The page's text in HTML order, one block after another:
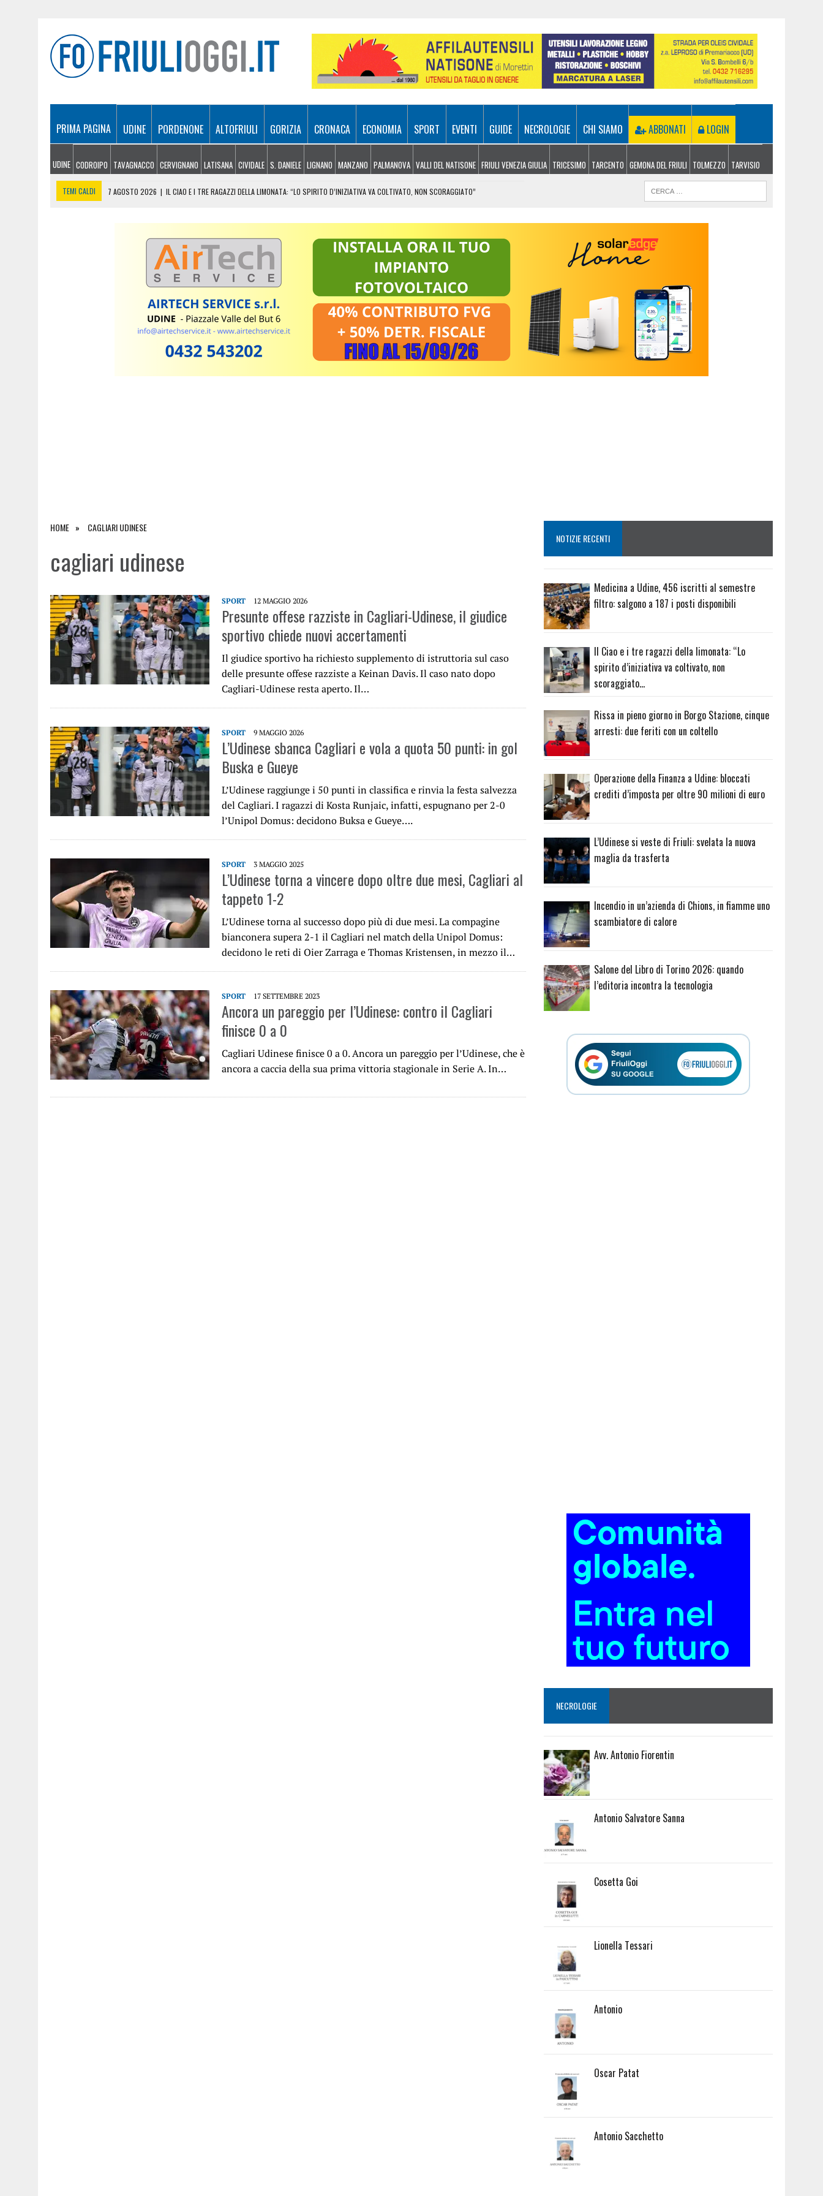
PRIMA PAGINA UDINE PORDENONE ALTOFRIULI GORIZIA CRONACA ECONOMIA SPORT EVENTI GUIDE NECROLOGIE CHI SIAMO ABBONATI LOGIN
UDINE CODROIPO TAVAGNACCO CERVIGNANO LATISANA CIVIDALE S. DANIELE LIGNANO MANZANO PALMANOVA VALLI DEL NATISONE FRIULI VENEZIA GIULIA TRICESIMO TARCENTO GEMONA DEL FRIULI TOLMEZZO TARVISIO
TEMI CALDI 7 AGOSTO 2026 | IL CIAO E I TRE RAGAZZI DELLA LIMONATA: “LO SPIRITO D’INIZIATIVA VA COLTIVATO, NON SCORAGGIATO”
L’UDINESE SI VESTE DI FRIULI: SVELATA LA NUOVA MAGLIA DA TRASFERTA
MEDICINA A UDINE, 456 ISCRITTI AL SEMESTRE FILTRO: SALGONO A 187 I POSTI DISPONIBILI
HOME CAGLIARI UDINESE
cagliari udinese
SPORT 12 MAGGIO 2026
Presunte offese razziste in Cagliari-Udinese, il giudice
sportivo chiede nuovi accertamenti
Il giudice sportivo ha richiesto supplemento di istruttoria sul caso
delle presunte offese razziste a Keinan Davis. Il caso nato dopo
Cagliari-Udinese resta aperto. Il…
SPORT 9 MAGGIO 2026
L’Udinese sbanca Cagliari e vola a quota 50 punti: in gol
Buska e Gueye
L’Udinese raggiunge i 50 punti in classifica e rinvia la festa salvezza
del Cagliari. I ragazzi di Kosta Runjaic, infatti, espugnano per 2-0
l’Unipol Domus: decidono Buksa e Gueye….
SPORT 3 MAGGIO 2025
L’Udinese torna a vincere dopo oltre due mesi, Cagliari al
tappeto 1-2
L’Udinese torna al successo dopo più di due mesi. La compagine
bianconera supera 2-1 il Cagliari nel match della Unipol Domus:
decidono le reti di Oier Zarraga e Thomas Kristensen, in mezzo il…
SPORT 17 SETTEMBRE 2023
Ancora un pareggio per l’Udinese: contro il Cagliari
finisce 0 a 0
Cagliari Udinese finisce 0 a 0. Ancora un pareggio per l’Udinese, che è
ancora a caccia della sua prima vittoria stagionale in Serie A. In…
NOTIZIE RECENTI
Medicina a Udine, 456 iscritti al semestre
filtro: salgono a 187 i posti disponibili
Il Ciao e i tre ragazzi della limonata: “Lo
spirito d’iniziativa va coltivato, non
scoraggiato…
Rissa in pieno giorno in Borgo Stazione, cinque
arresti: due feriti con un coltello
Operazione della Finanza a Udine: bloccati
crediti d’imposta per oltre 90 milioni di euro
L’Udinese si veste di Friuli: svelata la nuova
maglia da trasferta
Incendio in un’azienda di Chions, in fiamme uno
scambiatore di calore
Salone del Libro di Torino 2026: quando
l’editoria incontra la tecnologia
NECROLOGIE
Avv. Antonio Fiorentin
Antonio Salvatore Sanna
Cosetta Goi
Lionella Tessari
Antonio
Oscar Patat
Antonio Sacchetto